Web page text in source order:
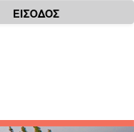
ΕΙΣΟΔΟΣ